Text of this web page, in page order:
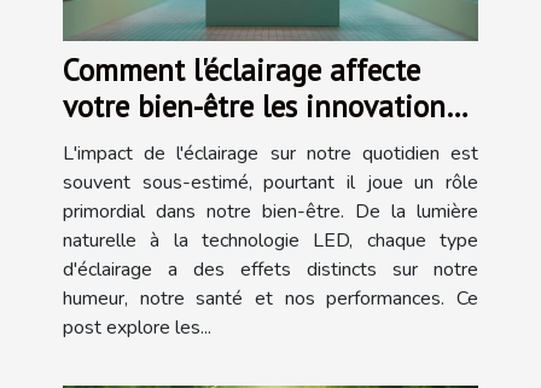
Comment l'éclairage affecte
votre bien-être les innovations
en éclairage biocompatible
L'impact de l'éclairage sur notre quotidien est
souvent sous-estimé, pourtant il joue un rôle
primordial dans notre bien-être. De la lumière
naturelle à la technologie LED, chaque type
d'éclairage a des effets distincts sur notre
humeur, notre santé et nos performances. Ce
post explore les...